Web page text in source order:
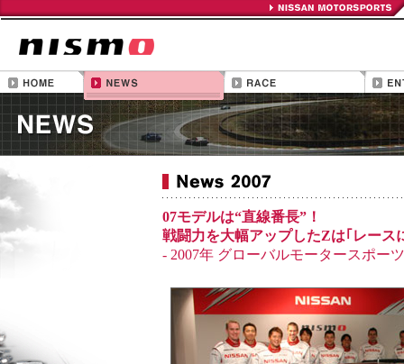
07モデルは“直線番長”！
戦闘力を大幅アップしたZは｢レース
- 2007年 グローバルモータースポー